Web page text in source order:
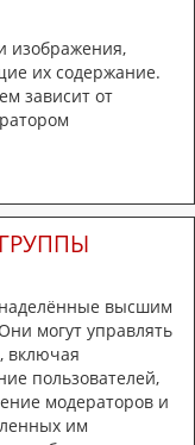
изображения,
их содержание.
зависит от
высшим
могут управлять
включая
пользователей,
модераторов и
им